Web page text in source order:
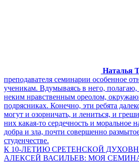
Наталья
преподавателя семинарии особенное
ученикам. Вдумываясь в него, полагаю,
неким нравственным ореолом,
подрясниках. Конечно, эти ребята
могут и озорничать, и лениться, и
них какая-то сердечность и моральное
добра и зла, почти совершенно
студенчестве.
К 10-ЛЕТИЮ СРЕТЕНСКОЙ
АЛЕКСЕЙ ВАСИЛЬЕВ: МОЯ